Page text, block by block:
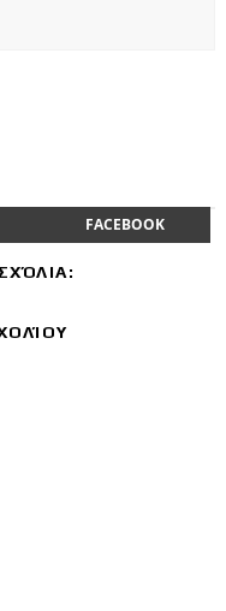
FACEBOOK